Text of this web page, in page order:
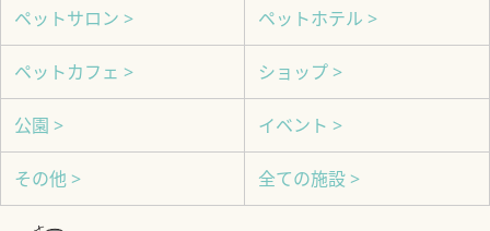
ペットサロン > ペットホテル >
ペットカフェ > ショップ >
公園 > イベント >
その他 > 全ての施設 >